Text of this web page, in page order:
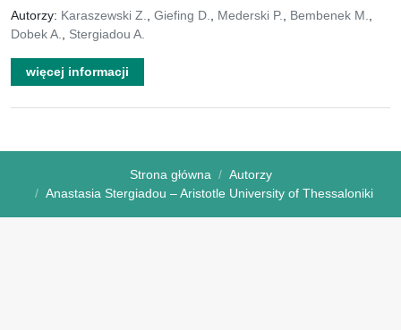
Autorzy: Karaszewski Z. Giefing D. Mederski P. Bembenek M.
Dobek A.
Stergiadou A.
więcej informacji
Strona główna
Autorzy
Anastasia Stergiadou – Aristotle University of Thessaloniki